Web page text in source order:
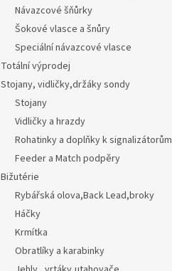
Návazcové šňůrky
Šokové vlasce a šnůry
Speciální návazcové vlasce
Totální výprodej
Stojany, vidličky,držáky sondy
Stojany
Vidličky a hrazdy
Rohatinky a doplňky k signalizátorům
Feeder a Match podpěry
Bižutérie
Rybářská olova,Back Lead,broky
Háčky
Krmítka
Obratlíky a karabinky